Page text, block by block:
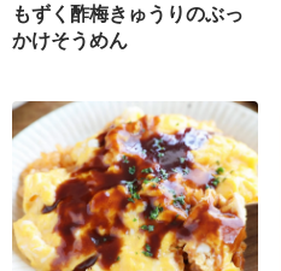
もずく酢梅きゅうりのぶっ
かけそうめん